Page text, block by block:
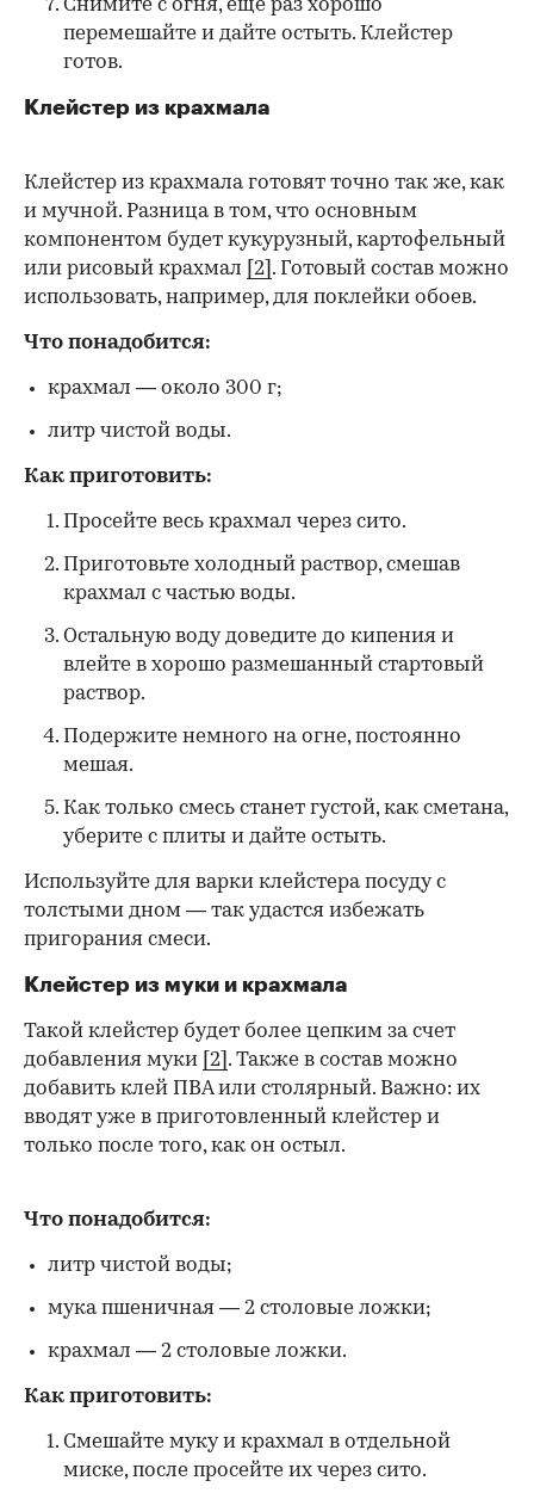
Снимите с огня, еще раз хорошо
перемешайте и дайте остыть. Клейстер
готов.
Клейстер из крахмала
Клейстер из крахмала готовят точно так же, как
и мучной. Разница в том, что основным
компонентом будет кукурузный, картофельный
или рисовый крахмал
[2] . Готовый состав можно
использовать, например, для поклейки обоев.
Что понадобится:
крахмал — около 300 г;
литр чистой воды.
Как приготовить:
Просейте весь крахмал через сито.
Приготовьте холодный раствор, смешав
крахмал с частью воды.
Остальную воду доведите до кипения и
влейте в хорошо размешанный стартовый
раствор.
Подержите немного на огне, постоянно
мешая.
Как только смесь станет густой, как сметана,
уберите с плиты и дайте остыть.
Используйте для варки клейстера посуду с
толстыми дном — так удастся избежать
пригорания смеси.
Клейстер из муки и крахмала
Такой клейстер будет более цепким за счет
добавления муки [2] . Также в состав можно
добавить клей ПВА или столярный. Важно: их
вводят уже в приготовленный клейстер и
только после того, как он остыл.
Что понадобится:
литр чистой воды;
мука пшеничная — 2 столовые ложки;
крахмал — 2 столовые ложки.
Как приготовить:
Смешайте муку и крахмал в отдельной
миске, после просейте их через сито.